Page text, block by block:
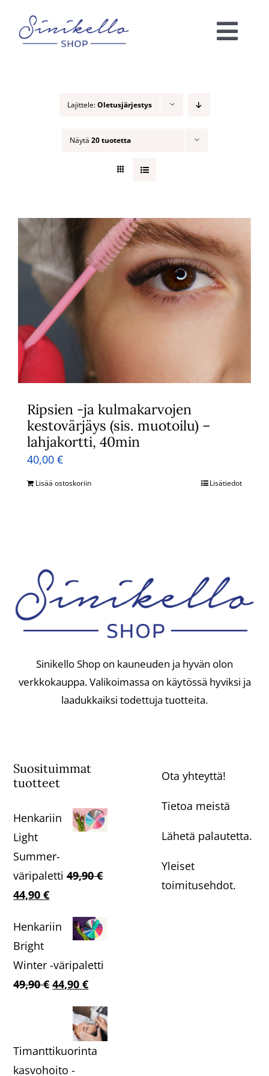
content
Ostoskori
Lajittele:Oletusjärjestys
Näytä 20 tuotetta
Ripsien -ja kulmakarvojen
kestovärjäys (sis. muotoilu) –
lahjakortti, 40min
40,00 €
Lisää ostoskoriin Lisätiedot
Sinikello Shop on kauneuden ja hyvän olon
verkkokauppa. Valikoimassa on käytössä hyviksi ja
laadukkaiksi todettuja tuotteita.
Suosituimmat
tuotteet
Henkariin
Light
Summer-
väripaletti 49,90€
Alkuperäinen
oli:
49,90 €.
44,90€Nykyinen
hinta
on:
Henkariin
Bright
Winter -väripaletti
49,90€Alkuperäinen
hinta
49,90 €.
44,90€Nykyinen
hinta
on:
44,90 €.
Timanttikuorinta
kasvohoito -
Ota yhteyttä!
Tietoa meistä
Lähetä palautetta.
Yleiset
toimitusehdot.